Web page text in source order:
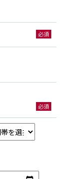
必須
必須